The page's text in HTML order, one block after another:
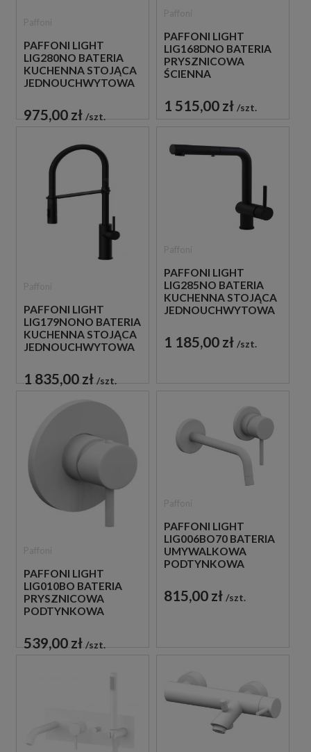
PAFFONI LIGHT
LIG280NO BATERIA
KUCHENNA STOJĄCA
JEDNOUCHWYTOWA
975,00 zł szt.
PAFFONI LIGHT
LIG168DNO BATERIA
PRYSZNICOWA
ŚCIENNA
CZARNA
1 515,00 zł szt.
PAFFONI LIGHT
LIG179NONO BATERIA
KUCHENNA STOJĄCA
JEDNOUCHWYTOWA
1 835,00 zł szt.
PAFFONI LIGHT
LIG285NO BATERIA
KUCHENNA STOJĄCA
JEDNOUCHWYTOWA
1 185,00 zł szt.
PAFFONI LIGHT
LIG010BO BATERIA
PRYSZNICOWA
PODTYNKOWA
BIAŁA
539,00 zł szt.
PAFFONI LIGHT
LIG006BO70 BATERIA
UMYWALKOWA
PODTYNKOWA
BIAŁA
815,00 zł szt.